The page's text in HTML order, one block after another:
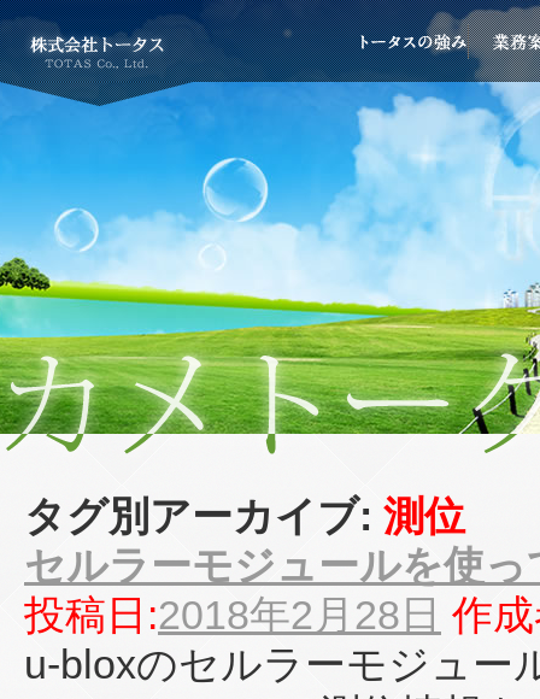
タグ別アーカイブ: 測位
セルラーモジュールを使っ
投稿日:2018年2月28日 作
u-bloxのセルラーモジュー